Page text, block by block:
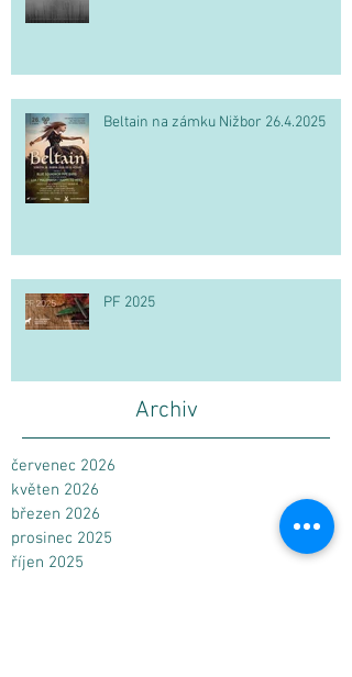
Beltain na zámku Nižbor 26.4.2025
PF 2025
Archiv
červenec 2026
květen 2026
březen 2026
prosinec 2025
říjen 2025